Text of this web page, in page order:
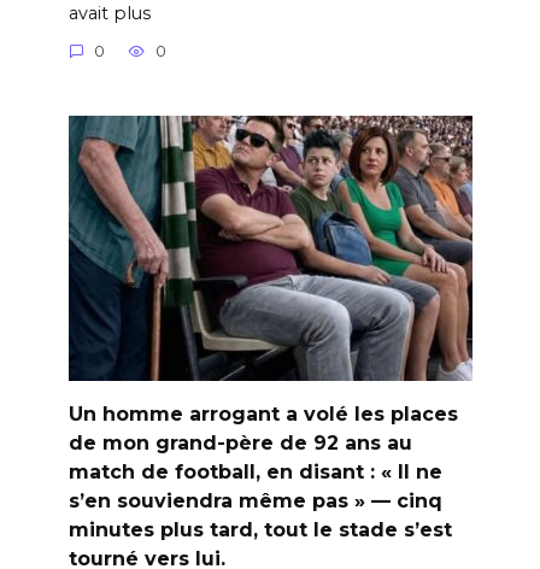
avait plus
0 0
Un homme arrogant a volé les places
de mon grand-père de 92 ans au
match de football, en disant : « Il ne
s’en souviendra même pas » — cinq
minutes plus tard, tout le stade s’est
tourné vers lui.